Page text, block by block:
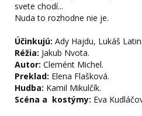
svete chodí...
Nuda to rozhodne nie je.
Účinkujú: Ady Hajdu, Lukáš
Réžia: Jakub Nvota.
Autor: Clemént Michel.
Preklad: Elena Flašková.
Hudba: Kamil Mikulčík.
Scéna a kostýmy: Eva